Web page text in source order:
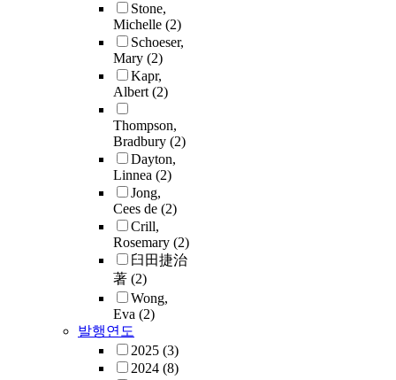
Stone,
Michelle (2)
Schoeser,
Mary (2)
Kapr,
Albert(2)
Thompson,
Bradbury (2)
Dayton,
Linnea (2)
Jong,
Cees de (2)
Crill,
Rosemary (2)
臼田捷治
著 (2)
Wong,
Eva (2)
발행연도
2025 (3)
2024 (8)